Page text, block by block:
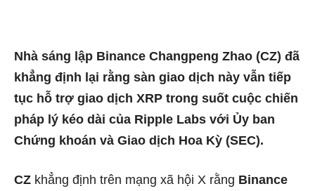
Nhà sáng lập Binance Changpeng Zhao (CZ) đã
khẳng định lại rằng sàn giao dịch này vẫn tiếp
tục hỗ trợ giao dịch XRP trong suốt cuộc chiến
pháp lý kéo dài của Ripple Labs với Ủy ban
Chứng khoán và Giao dịch Hoa Kỳ (SEC).
CZ khẳng định trên mạng xã hội X rằng Binance